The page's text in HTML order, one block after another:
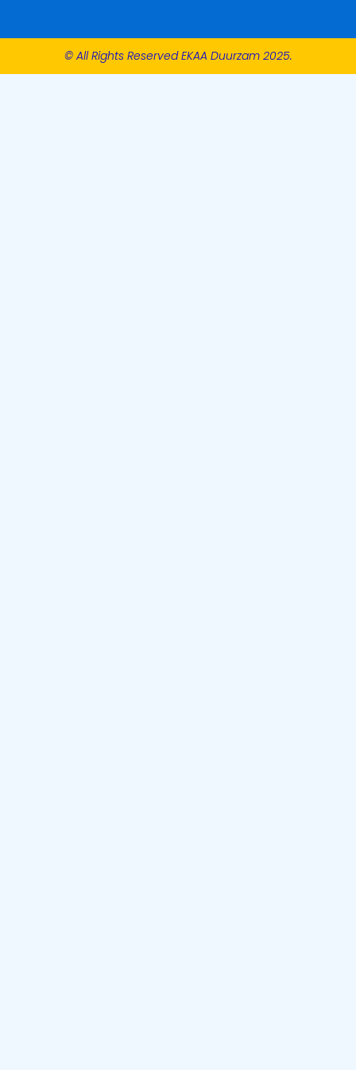
© All Rights Reserved EKAA Duurzam 2025.